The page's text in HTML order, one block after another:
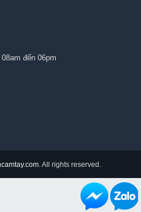
đến 06pm
. All rights reserved.